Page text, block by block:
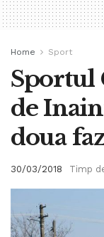
Home Sport
Sportul
de
doua
30/03/2018 Timp